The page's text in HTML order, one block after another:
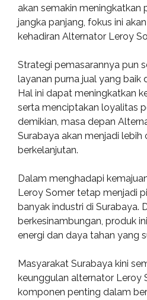
akan semakin meningkatkan
jangka panjang, fokus ini
kehadiran Alternator Leroy
Strategi pemasarannya pun
layanan purna jual yang baik
Hal ini dapat meningkatkan
serta menciptakan loyalitas
demikian, masa depan
Surabaya akan menjadi lebih
berkelanjutan.
Dalam menghadapi
Leroy Somer tetap menjadi
banyak industri di Surabaya.
berkesinambungan, produk
energi dan daya tahan yang
Masyarakat Surabaya kini
keunggulan alternator Leroy
komponen penting dalam